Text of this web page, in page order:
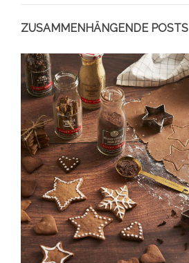
ZUSAMMENHÄNGENDE POSTS